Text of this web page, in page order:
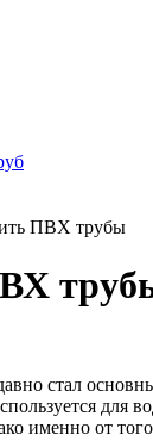
ПВХ трубы
стал
для
именно от